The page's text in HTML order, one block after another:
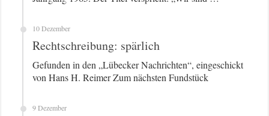
10 Dezember
Rechtschreibung: spärlich
Gefunden in den „Lübecker Nachrichten“, eingeschickt
von Hans H. Reimer Zum nächsten Fundstück
9 Dezember